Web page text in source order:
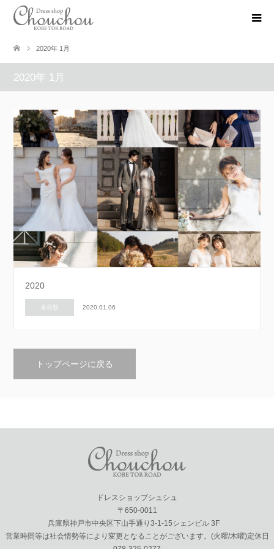
2020年 1月
2020年 1月
2020
未分類 2020.01.06
トップページに戻る
ドレスショップシュシュ
〒650-0011
兵庫県神戸市中央区下山手通り3-1-15シェンビル 3F
営業時間等は社会情勢等により変更となることがございます。(火曜/木曜)定休日